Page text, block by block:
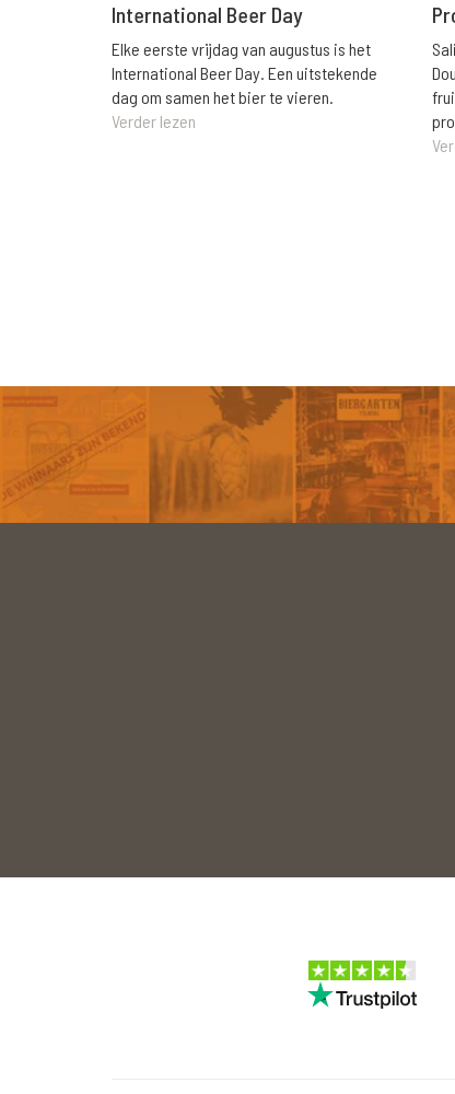
International Beer Day
Elke eerste vrijdag van augustus is het
International Beer Day. Een uitstekende
dag om samen het bier te vieren.
Verder lezen